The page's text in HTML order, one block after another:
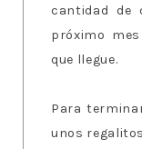
cantidad de
próximo
que llegue.
Para
unos